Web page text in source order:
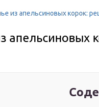
из апельсиновых корок: